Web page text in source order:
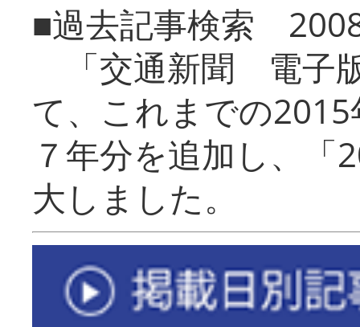
■過去記事検索
「交通新聞 電子
て、これまでの
７年分を追加し、「
大しまし